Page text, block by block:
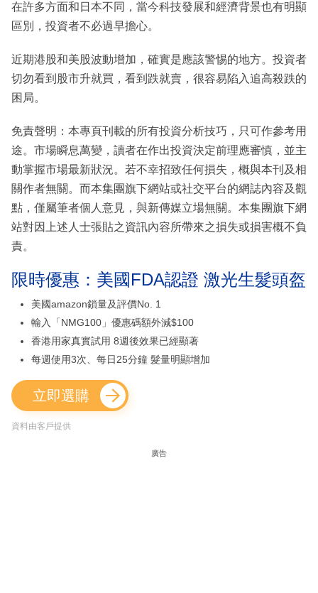
在許多方面和日本不同，當今科技發展和經濟背景也有明顯
區別，投資者不必過早擔心。
近期港股和美股波動增加，確實是應該警惕的地方。投資者
切勿看到股市升就買，看到跌就賣，很容易陷入追高殺跌的
困局。
免責聲明：本專頁刊載的所有投資分析技巧，只可作參考用
途。市場瞬息萬變，讀者在作出投資決定前理應審慎，並主
動掌握市場最新狀況。若不幸招致任何損失，概與本刊及相
關作者無關。而本集團旗下網站或社交平台的網誌內容及觀
點，僅屬筆者個人意見，與新傳媒立場無關。本集團旗下網
站對因上述人士張貼之資訊內容所帶來之損失或損害概不負
責。
限時優惠：美國FDA認證 激光生髮頭盔
美國amazon鎖量及評價No. 1
輸入「NMG100」優惠碼額外減$100
香港用家真實試用 8週後效果已經顯著
每週使用3次、每日25分鐘 髮量明顯增加
立即選購
資料由客戶提供
廣告